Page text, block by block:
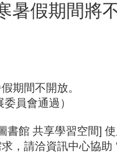
暑假期間將
期間不開放。
員會通過）
書館 共享學習空間]
求，請洽資訊中心協